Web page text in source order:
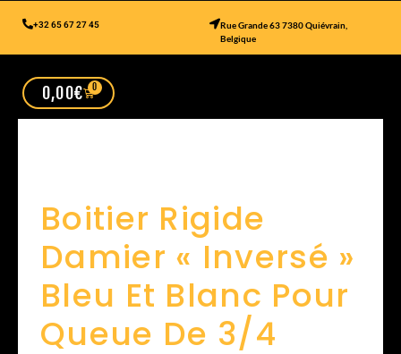
+32 65 67 27 45
Rue Grande 63 7380 Quiévrain,
Belgique
0,00€ 0
Boitier Rigide
Damier « Inversé »
Bleu Et Blanc Pour
Queue De 3/4